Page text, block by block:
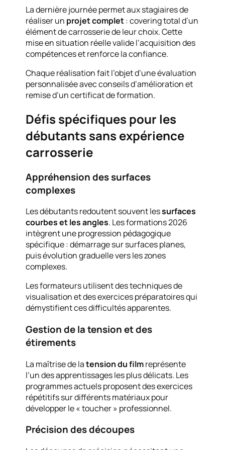
La dernière journée permet aux stagiaires de
réaliser un projet complet: covering total d’un
élément de carrosserie de leur choix. Cette
mise en situation réelle valide l’acquisition des
compétences et renforce la confiance.
Chaque réalisation fait l’objet d’une évaluation
personnalisée avec conseils d’amélioration et
remise d’un certificat de formation.
Défis spécifiques pour les
débutants sans expérience
carrosserie
Appréhension des surfaces
complexes
Les débutants redoutent souvent lessurfaces
courbes et les angles. Les formations 2026
intègrent une progression pédagogique
spécifique : démarrage sur surfaces planes,
puis évolution graduelle vers les zones
complexes.
Les formateurs utilisent des techniques de
visualisation et des exercices préparatoires qui
démystifient ces difficultés apparentes.
Gestion de la tension et des
étirements
La maîtrise de latension du filmreprésente
l’un des apprentissages les plus délicats. Les
programmes actuels proposent des exercices
répétitifs sur différents matériaux pour
développer le « toucher » professionnel.
Précision des découpes